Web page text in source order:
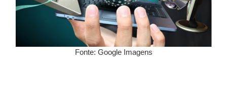
Fonte: Google Imagens